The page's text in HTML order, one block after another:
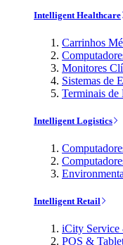
Intelligent Healthcare
Carrinhos
Monitores
Sistemas de
Terminais de
Intelligent Logistics
Intelligent Retail
iCity
POS &